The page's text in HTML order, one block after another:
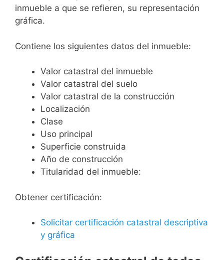
inmueble a que se refieren, su representación
gráfica.
Contiene los siguientes datos del inmueble:
Valor catastral del inmueble
Valor catastral del suelo
Valor catastral de la construcción
Localización
Clase
Uso principal
Superficie construida
Año de construcción
Titularidad del inmueble:
Obtener certificación:
Solicitar certificación catastral descriptiva
y gráfica